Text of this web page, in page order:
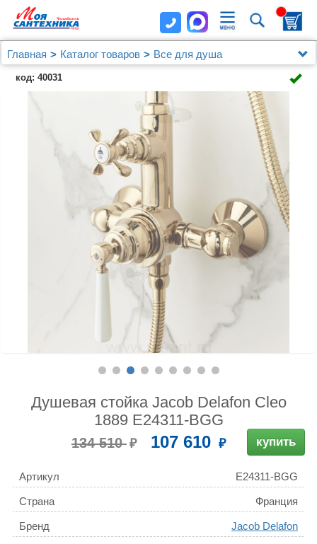
Главная Каталог товаров
Все для душа
Jacob Delafon
Душевая стойка Jacob Delafon Cleo 1889 E24311-
код: 40031
Душевая стойка Jacob Delafon Cleo
1889 E24311-BGG
134 510 107 610 купить
Артикул E24311-BGG
Страна Франция
Бренд Jacob Delafon